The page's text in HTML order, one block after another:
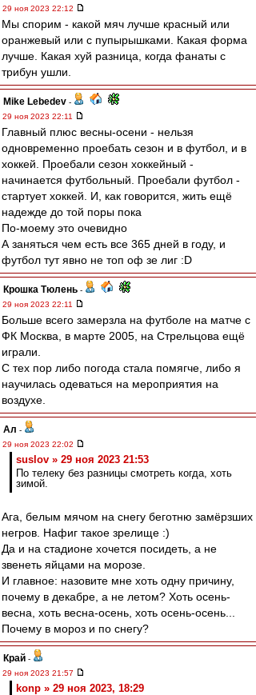
29 ноя 2023 22:12
Мы спорим - какой мяч лучше красный или
оранжевый или с пупырышками. Какая форма
лучше. Какая хуй разница, когда фанаты с
трибун ушли.
Mike Lebedev -
29 ноя 2023 22:11
Главный плюс весны-осени - нельзя
одновременно проебать сезон и в футбол, и в
хоккей. Проебали сезон хоккейный -
начинается футбольный. Проебали футбол -
стартует хоккей. И, как говорится, жить ещё
надежде до той поры пока
По-моему это очевидно
А заняться чем есть все 365 дней в году, и
футбол тут явно не топ оф зе лиг :D
Крошка Тюлень -
29 ноя 2023 22:11
Больше всего замерзла на футболе на матче с
ФК Москва, в марте 2005, на Стрельцова ещё
играли.
С тех пор либо погода стала помягче, либо я
научилась одеваться на мероприятия на
воздухе.
Ал -
29 ноя 2023 22:02
suslov » 29 ноя 2023 21:53
По телеку без разницы смотреть когда, хоть
зимой.
Ага, белым мячом на снегу беготню замёрзших
негров. Нафиг такое зрелище :)
Да и на стадионе хочется посидеть, а не
звенеть яйцами на морозе.
И главное: назовите мне хоть одну причину,
почему в декабре, а не летом? Хоть осень-
весна, хоть весна-осень, хоть осень-осень...
Почему в мороз и по снегу?
Край -
29 ноя 2023 21:57
konp » 29 ноя 2023, 18:29